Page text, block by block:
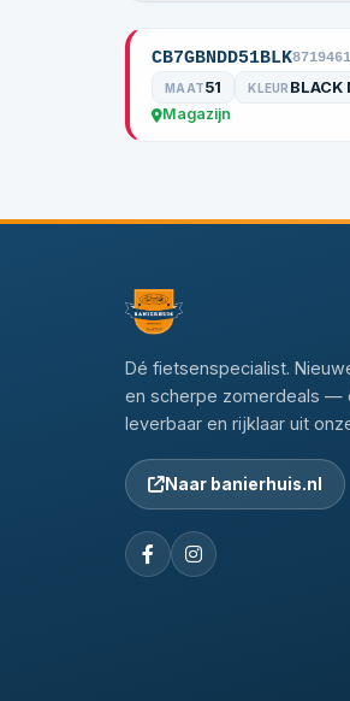
CB7GBNDD51BLK
MAAT51 KLEUR BLACK
Magazijn
Dé fietsenspecialist.
en scherpe zomerdeals —
leverbaar en rijklaar uit
Naar banierhuis.nl